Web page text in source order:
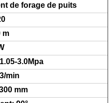
de forage de puits
m
3.0Mpa
min
mm